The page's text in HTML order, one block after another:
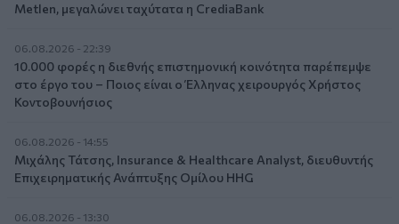
Metlen, μεγαλώνει ταχύτατα η CrediaBank
06.08.2026 - 22:39
10.000 φορές η διεθνής επιστημονική κοινότητα παρέπεμψε
στο έργο του – Ποιος είναι ο Έλληνας χειρουργός Χρήστος
Κοντοβουνήσιος
06.08.2026 - 14:55
Μιχάλης Τάτσης, Insurance & Healthcare Analyst, διευθυντής
Επιχειρηματικής Ανάπτυξης Ομίλου HHG
06.08.2026 - 13:30